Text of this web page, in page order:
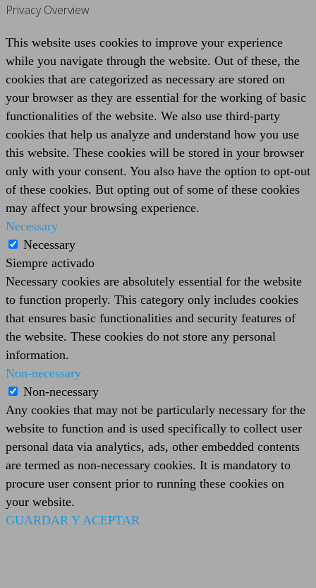
Privacy Overview
This website uses cookies to improve your experience
while you navigate through the website. Out of these, the
cookies that are categorized as necessary are stored on
your browser as they are essential for the working of basic
functionalities of the website. We also use third-party
cookies that help us analyze and understand how you use
this website. These cookies will be stored in your browser
only with your consent. You also have the option to opt-out
of these cookies. But opting out of some of these cookies
may affect your browsing experience.
Necessary
Necessary
Siempre activado
Necessary cookies are absolutely essential for the website
to function properly. This category only includes cookies
that ensures basic functionalities and security features of
the website. These cookies do not store any personal
information.
Non-necessary
Non-necessary
Any cookies that may not be particularly necessary for the
website to function and is used specifically to collect user
personal data via analytics, ads, other embedded contents
are termed as non-necessary cookies. It is mandatory to
procure user consent prior to running these cookies on
your website.
GUARDAR Y ACEPTAR